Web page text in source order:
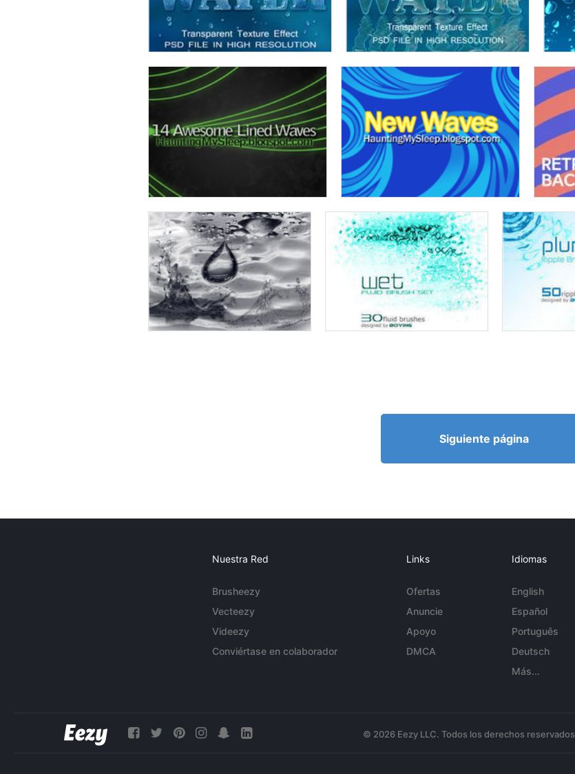
Siguiente página
Nuestra Red
Brusheezy
Vecteezy
Videezy
Conviértase en colaborador
Links
Ofertas
Anuncie
Apoyo
DMCA
Idiomas
English
Español
Português
Deutsch
Más...
© 2026 Eezy LLC. Todos los derechos reservados